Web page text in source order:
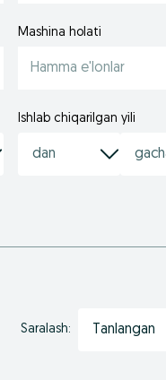
Mashina holati
Hamma e'lonlar
Ishlab chiqarilgan yili
Saralash: Tanlangan